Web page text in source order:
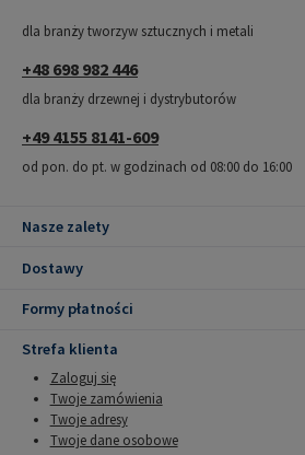
dla branży tworzyw sztucznych i metali
+48 698 982 446
dla branży drzewnej i dystrybutorów
+49 4155 8141-609
od pon. do pt. w godzinach od 08:00 do 16:00
Nasze zalety
Dostawy
Formy płatności
Strefa klienta
Zaloguj się
Twoje zamówienia
Twoje adresy
Twoje dane osobowe